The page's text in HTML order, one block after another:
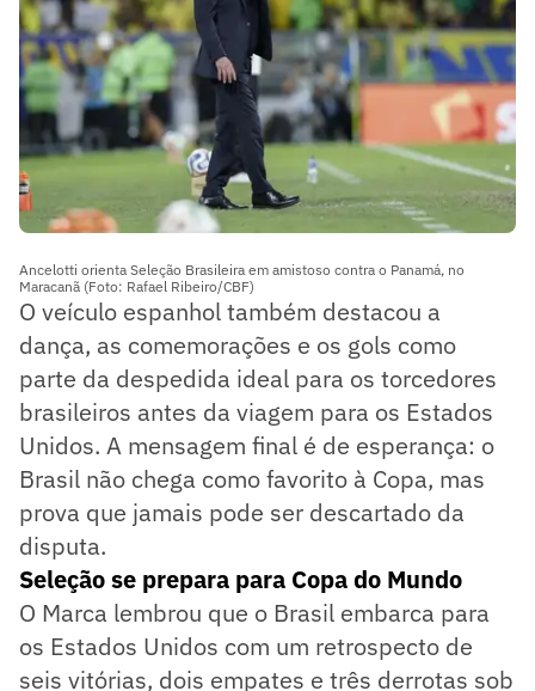
Ancelotti orienta Seleção Brasileira em amistoso contra o Panamá, no
Maracanã (Foto: Rafael Ribeiro/CBF)
O veículo espanhol também destacou a
dança, as comemorações e os gols como
parte da despedida ideal para os torcedores
brasileiros antes da viagem para os Estados
Unidos. A mensagem final é de esperança: o
Brasil não chega como favorito à Copa, mas
prova que jamais pode ser descartado da
disputa.
Seleção se prepara para Copa do Mundo
O Marca lembrou que o Brasil embarca para
os Estados Unidos com um retrospecto de
seis vitórias, dois empates e três derrotas sob